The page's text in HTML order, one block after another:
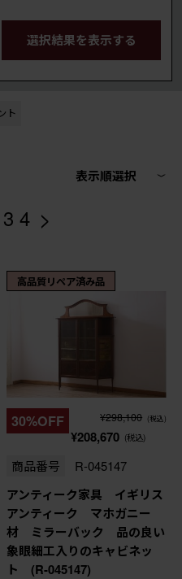
選択結果を表示する
ト
表示順選択
3 4 >
高品質リペア済み品
30%OFF ¥298,100 (税込)
¥208,670 (税込)
商品番号 R-045147
アンティーク家具 イギリス
アンティーク マホガニー
材 ミラーバック 品の良い
象眼細工入りのキャビネッ
ト (R-045147)